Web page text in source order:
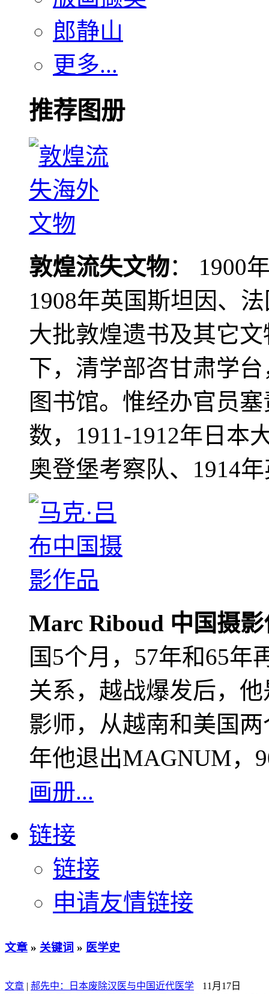
郎静山
更多...
推荐图册
敦煌流失文物： 1900
1908年英国斯坦因、
大批敦煌遗书及其它
下，清学部咨甘肃学
图书馆。惟经办官员
数，1911-1912年日本
奥登堡考察队、1914
Marc Riboud 中国摄
国5个月，57年和65年
关系，越战爆发后，
影师，从越南和美国
年他退出MAGNUM，
画册...
链接
链接
申请友情链接
文章 » 关键词 » 医学史
文章 | 郝先中：日本废除汉医与中国近代医学
11月17日